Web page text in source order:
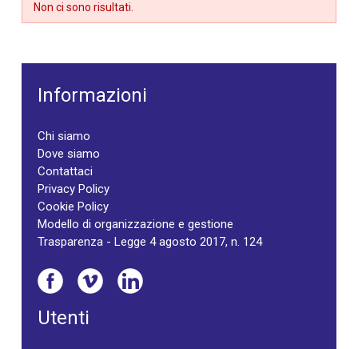
Non ci sono risultati.
Informazioni
Chi siamo
Dove siamo
Contattaci
Privacy Policy
Cookie Policy
Modello di organizzazione e gestione
Trasparenza - Legge 4 agosto 2017, n. 124
Utenti